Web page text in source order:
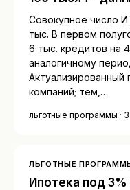
Совокупное число
тыс. В первом
6 тыс. кредитов на
аналогичному
компаний; тем,…
льготные программы ·
ЛЬГОТНЫЕ
Ипотека под